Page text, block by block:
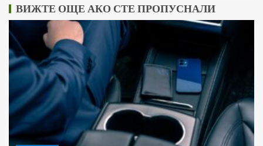
ВИЖТЕ ОЩЕ АКО СТЕ ПРОПУСНАЛИ